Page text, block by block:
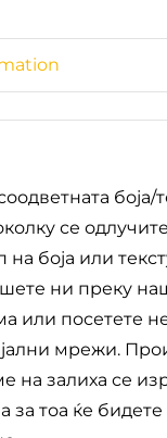
боја/
се
на боја или
ни преку
или посетете
мрежи.
на залиха се
а за тоа ќе